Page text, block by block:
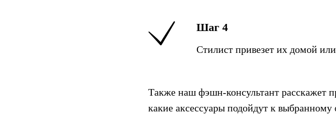
Шаг 4
Стилист привезет их домой
Также наш фэшн-консультант расскажет
какие аксессуары подойдут к выбранному